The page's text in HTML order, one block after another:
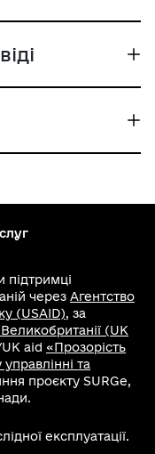
підтримці
через Агентство
(USAID), за
(UK
aid «Прозорість
та
проєкту SURGe,
експлуатації.